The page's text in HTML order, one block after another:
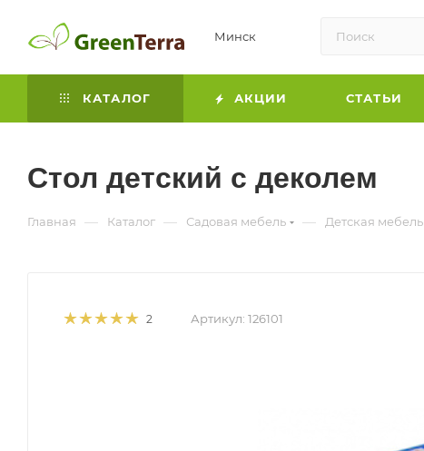
Минск
КАТАЛОГ АКЦИИ СТАТЬИ
Стол детский с деколем
Главная — Каталог — Садовая мебель — Детская мебель
2 Артикул: 126101